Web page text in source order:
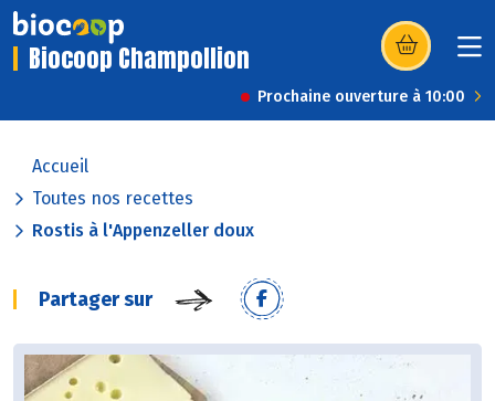
Biocoop Champollion (s’ouvre dans
Prochaine ouverture à 10:00
Accueil
Toutes nos recettes
Rostis à l'Appenzeller doux
Partager sur